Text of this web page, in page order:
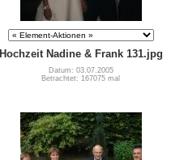
Hochzeit Nadine & Frank 131.jpg
Datum: 03.07.2005
Betrachtet: 167075 mal